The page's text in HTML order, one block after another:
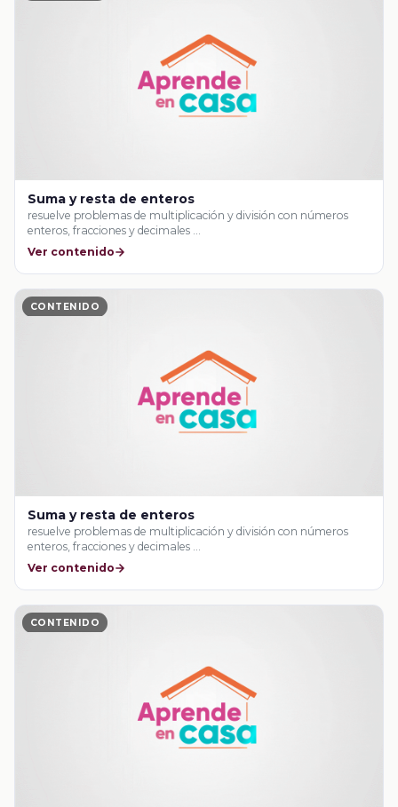
Suma y resta de enteros
resuelve problemas de multiplicación y división con números
enteros, fracciones y decimales …
Ver contenido
CONTENIDO
Suma y resta de enteros
resuelve problemas de multiplicación y división con números
enteros, fracciones y decimales …
Ver contenido
CONTENIDO